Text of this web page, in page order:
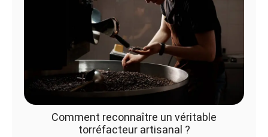
Comment reconnaître un véritable
torréfacteur artisanal ?